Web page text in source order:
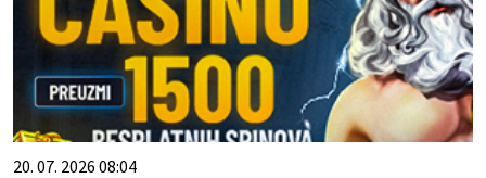
20. 07. 2026 08:04